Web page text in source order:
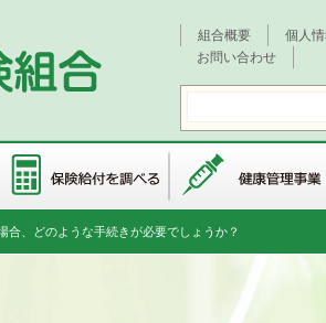
組合概要 個人
お問い合わせ
、どのような手続きが必要でしょうか？